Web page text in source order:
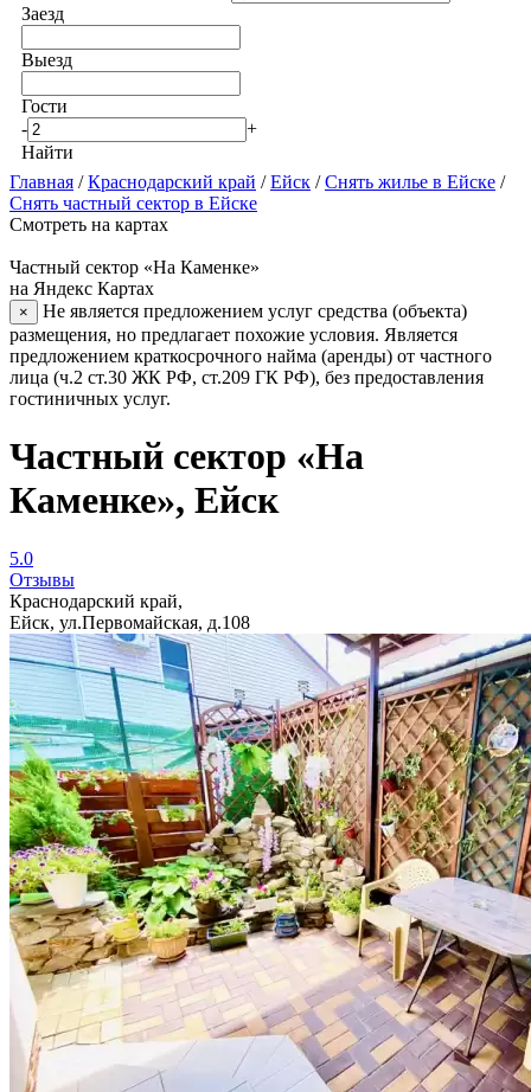
Заезд
Выезд
Гости
-
+
Найти
Главная /Краснодарский край /Ейск /Снять жилье в Ейске /
Снять частный сектор в Ейске
Смотреть на картах
Частный сектор «На Каменке»
на Яндекс Картах
×
Не является предложением услуг средства (объекта)
размещения, но предлагает похожие условия. Является
предложением краткосрочного найма (аренды) от частного
лица (ч.2 ст.30 ЖК РФ, ст.209 ГК РФ), без предоставления
гостиничных услуг.
Частный сектор «На
Каменке», Ейск
5.0
Отзывы
Краснодарский край,
Ейск, ул.Первомайская, д.108